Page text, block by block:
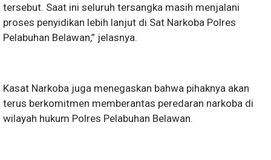
tersebut. Saat ini seluruh tersangka masih menjalani
proses penyidikan lebih lanjut di Sat Narkoba Polres
Pelabuhan Belawan,” jelasnya.
Kasat Narkoba juga menegaskan bahwa pihaknya akan
terus berkomitmen memberantas peredaran narkoba di
wilayah hukum Polres Pelabuhan Belawan.